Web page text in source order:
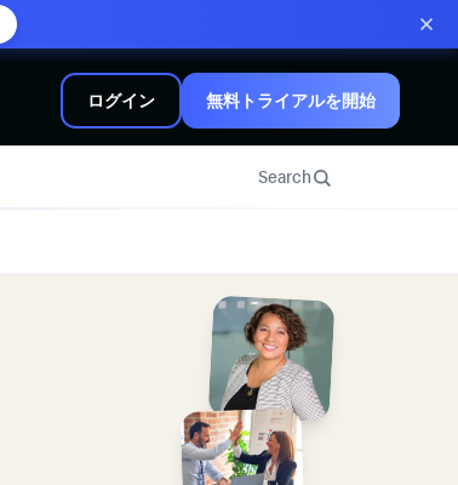
ログイン 無料トライアルを開始
Search